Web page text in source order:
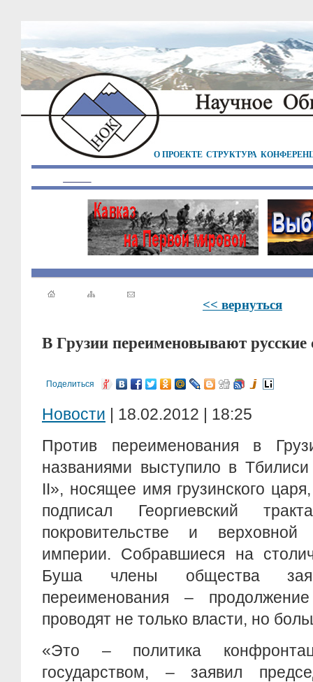
О ПРОЕКТЕ СТРУКТУРА
<< вернуться
В Грузии переименовывают русские
Поделиться
Новости | 18.02.2012 | 18:25
Против переименования в
названиями выступило в
II», носящее имя грузинского
подписал Георгиевский
покровительстве и верховной
империи. Собравшиеся на
Буша члены общества
переименования –
проводят не только власти, но
«Это – политика
государством, – заявил